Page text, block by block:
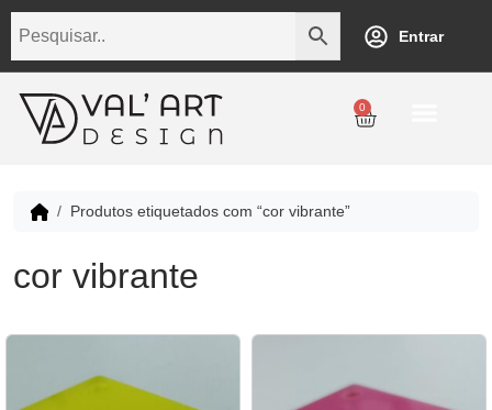
Entrar
0
Produtos etiquetados com “cor vibrante”
cor vibrante